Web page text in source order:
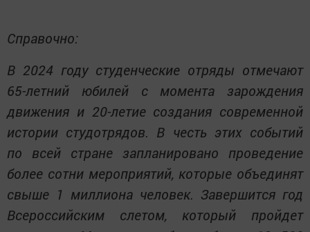
Справочно:
В 2024 году студенческие отряды отмечают
65-летний юбилей с момента зарождения
движения и 20-летие создания современной
истории студотрядов. В честь этих событий
по всей стране запланировано проведение
более сотни мероприятий, которые объединят
свыше 1 миллиона человек. Завершится год
Всероссийским слетом, который пройдет